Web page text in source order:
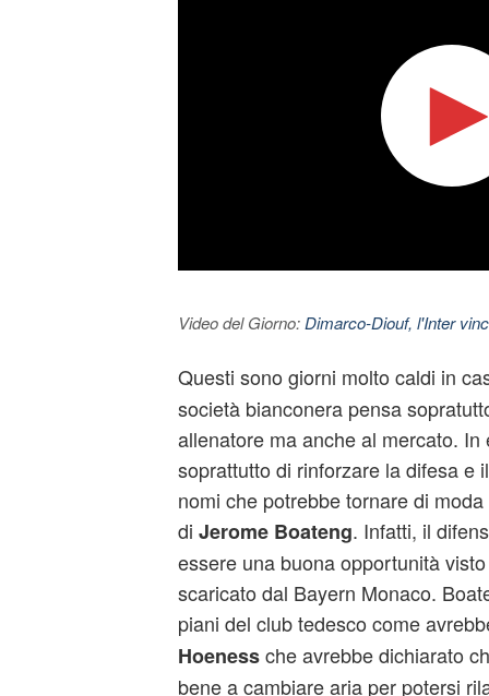
Video del Giorno: Dimarco-Diouf, l'Inter
Questi sono giorni molto caldi in
società bianconera pensa
allenatore ma anche al mercato.
soprattutto di rinforzare la difesa e
nomi che potrebbe tornare di
di Jerome Boateng. Infatti, il
essere una buona opportunità
scaricato dal Bayern Monaco.
piani del club tedesco come
Hoenessche avrebbe dichiarato
bene a cambiare aria per potersi